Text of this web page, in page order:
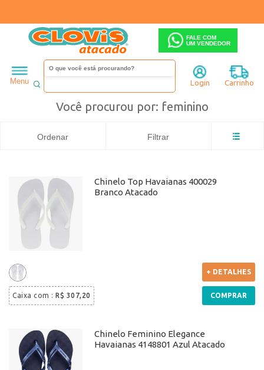
FALE COM
UM VENDEDOR
Menu Login Carrinho
Feminino Chinelo Busca: feminino
Havaianas
feminino
Você procurou por: feminino
Ordenar Filtrar
Chinelo Top Havaianas 400029
Branco Atacado
Caixa com : R$ 307,20
+ DETALHES
COMPRAR
Chinelo Feminino Elegance
Havaianas 4148801 Azul Atacado